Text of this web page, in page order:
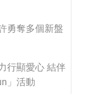
勇奪多個新盤
行顯愛心 結伴
」活動